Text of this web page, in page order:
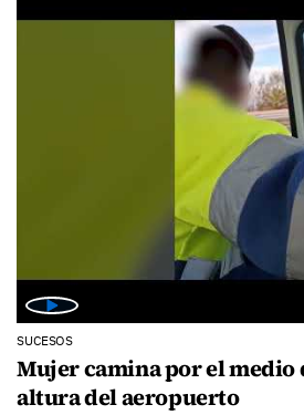
SUCESOS
Mujer camina por el medio
altura del aeropuerto